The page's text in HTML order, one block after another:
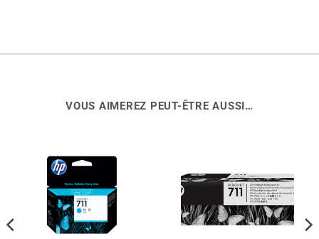
VOUS AIMEREZ PEUT-ÊTRE AUSSI…